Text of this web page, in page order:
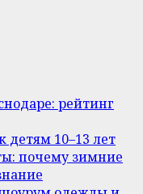
рейтинг
детям 10–13 лет
почему зимние